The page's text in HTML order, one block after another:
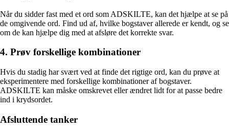
Når du sidder fast med et ord som ADSKILTE, kan det hjælpe at se på
de omgivende ord. Find ud af, hvilke bogstaver allerede er kendt, og se
om de kan hjælpe dig med at afsløre det korrekte svar.
4. Prøv forskellige kombinationer
Hvis du stadig har svært ved at finde det rigtige ord, kan du prøve at
eksperimentere med forskellige kombinationer af bogstaver.
ADSKILTE kan måske omskrevet eller ændret lidt for at passe bedre
ind i krydsordet.
Afsluttende tanker